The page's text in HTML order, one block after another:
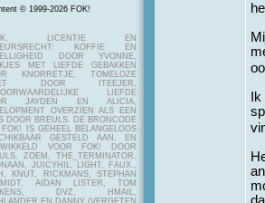
© 1999-2026 FOK!
LICENTIE EN
KOFFIE EN
DOOR YVONNE,
MET LIEFDE GEBAKKEN
KNORRETJE, TOMELOZE
DOOR ITEEJER,
LIEFDE
JAYDEN EN ALICIA,
OVERZIEN ALS EEN
DOOR BREULS. DE BRONCODE
FOK! IS GEHEEL BELANGELOOS
GESTELD AAN, EN
VOOR FOK! DOOR
ZOEM, THE_TERMINATOR,
JUICYHIL, LIGHT, FAUX.,
KNUT, RICKMANS, STEPHAN
AIDAN LISTER, TOM
DVZ, HMAIL,
EN DANNY (VERGETEN